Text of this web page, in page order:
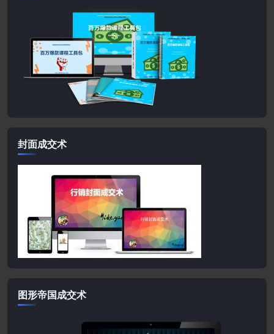
封面成交术
图形帝国成交术